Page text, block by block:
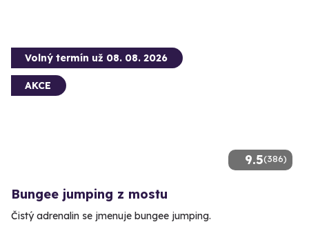
9.5(386)
Volný termín už 08. 08. 2026
AKCE
Bungee jumping z mostu
Čistý adrenalin se jmenuje bungee jumping.